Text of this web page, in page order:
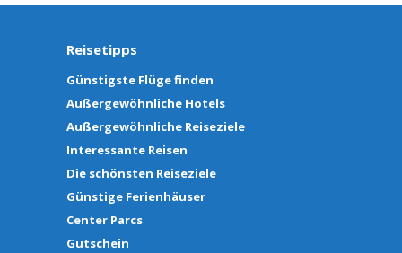
Reisetipps
Günstigste Flüge finden
Außergewöhnliche Hotels
Außergewöhnliche Reiseziele
Interessante Reisen
Die schönsten Reiseziele
Günstige Ferienhäuser
Center Parcs
Gutschein